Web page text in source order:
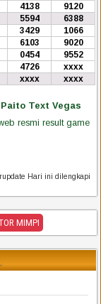
4138
9120
5594
6388
3429
1066
6103
9020
0454
9552
4726
xxxx
xxxx xxxx
Text Vegas
resmi result game
Hari ini dilengkapi
MIMPI